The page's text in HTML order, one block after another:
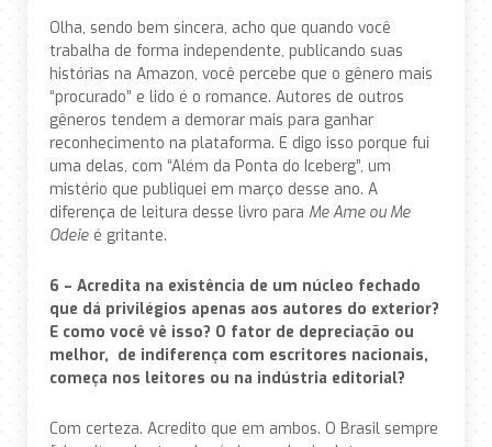
Olha, sendo bem sincera, acho que quando você
trabalha de forma independente, publicando suas
histórias na Amazon, você percebe que o gênero mais
“procurado” e lido é o romance. Autores de outros
gêneros tendem a demorar mais para ganhar
reconhecimento na plataforma. E digo isso porque fui
uma delas, com “Além da Ponta do Iceberg”, um
mistério que publiquei em março desse ano. A
diferença de leitura desse livro para Me Ame ou Me
Odeie é gritante.
6 – Acredita na existência de um núcleo fechado
que dá privilégios apenas aos autores do exterior?
E como você vê isso? O fator de depreciação ou
melhor, de indiferença com escritores nacionais,
começa nos leitores ou na indústria editorial?
Com certeza. Acredito que em ambos. O Brasil sempre